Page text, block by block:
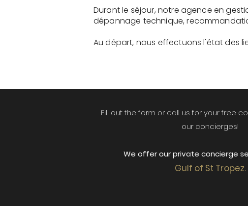
Durant le séjour, notre agence en
dépannage technique,
Au départ, nous effectuons l'état des
Fill out the form or call us for your free
our concierges!
We offer our private concierge
Gulf of St Tropez.